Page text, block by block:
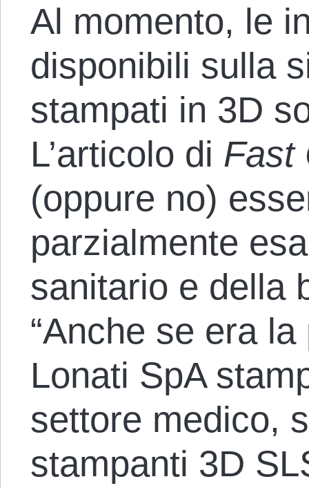
Al momento, le
disponibili sulla
stampati in 3D
L’articolo di Fast
(oppure no)
parzialmente
sanitario e della
“Anche se era
Lonati SpA
settore medico,
stampanti 3D